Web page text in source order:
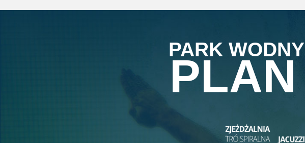
PARK WODNY
PLAN